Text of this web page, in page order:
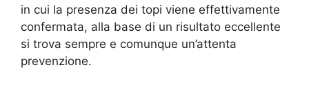
in cui la presenza dei topi viene effettivamente
confermata, alla base di un risultato eccellente
si trova sempre e comunque un’attenta
prevenzione.